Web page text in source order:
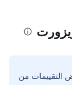
التقييمات من